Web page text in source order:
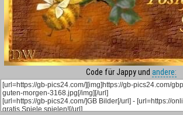
Code für Jappy und andere: